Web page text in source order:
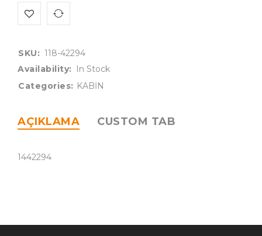
SKU: 118-42294
Availability:
In Stock
Categories: KABİN
AÇIKLAMA CUSTOM TAB
1442294